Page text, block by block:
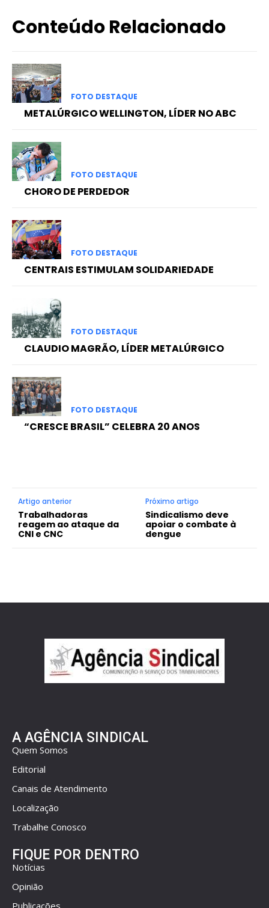
Conteúdo Relacionado
FOTO DESTAQUE
METALÚRGICO WELLINGTON, LÍDER NO ABC
FOTO DESTAQUE
CHORO DE PERDEDOR
FOTO DESTAQUE
CENTRAIS ESTIMULAM SOLIDARIEDADE
FOTO DESTAQUE
CLAUDIO MAGRÃO, LÍDER METALÚRGICO
FOTO DESTAQUE
“CRESCE BRASIL” CELEBRA 20 ANOS
Artigo anterior
Trabalhadoras
reagem ao ataque da
CNI e CNC
Próximo artigo
Sindicalismo deve
apoiar o combate à
dengue
A AGÊNCIA SINDICAL
Quem Somos
Editorial
Canais de Atendimento
Localização
Trabalhe Conosco
FIQUE POR DENTRO
Notícias
Opinião
Publicações